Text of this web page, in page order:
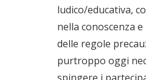
ludico/educativa,
nella conoscenza
delle regole
purtroppo oggi